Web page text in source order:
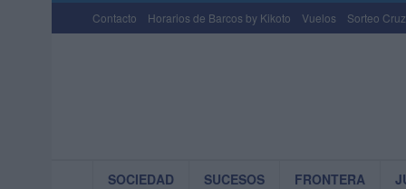
Contacto Horarios de Barcos by Kikoto Vuelos Sorteo
SOCIEDAD SUCESOS FRONTERA